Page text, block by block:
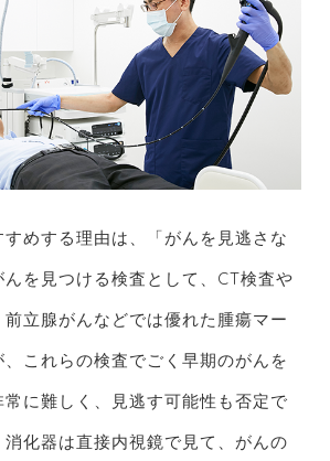
めする理由は、「がんを見逃さな
を見つける検査として、CT検査や
立腺がんなどでは優れた腫瘍マー
これらの検査でごく早期のがんを
に難しく、見逃す可能性も否定で
消化器は直接内視鏡で見て、がんの